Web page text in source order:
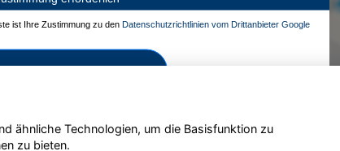
ist Ihre Zustimmung zu den Datenschutzrichtlinien vom Drittanbieter Google
ähnliche Technologien, um die Basisfunktion zu
zu bieten.